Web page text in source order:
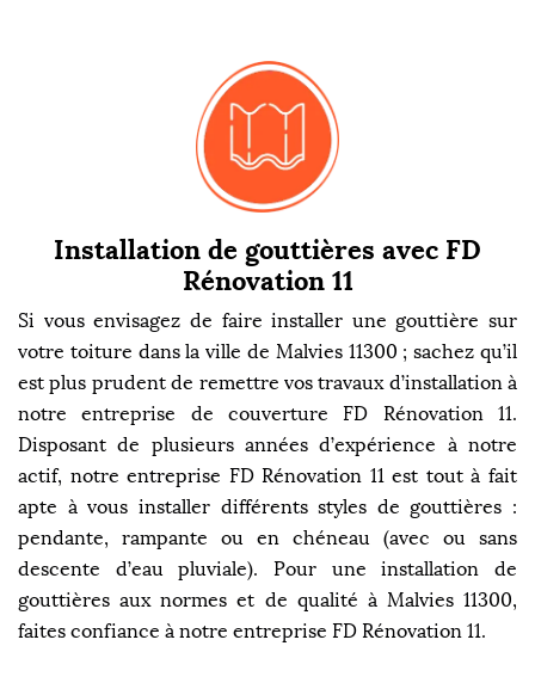
Installation de gouttières avec FD
Rénovation 11
Si vous envisagez de faire installer une gouttière sur
votre toiture dans la ville de Malvies 11300 ; sachez qu’il
est plus prudent de remettre vos travaux d’installation à
notre entreprise de couverture FD Rénovation 11.
Disposant de plusieurs années d’expérience à notre
actif, notre entreprise FD Rénovation 11 est tout à fait
apte à vous installer différents styles de gouttières :
pendante, rampante ou en chéneau (avec ou sans
descente d’eau pluviale). Pour une installation de
gouttières aux normes et de qualité à Malvies 11300,
faites confiance à notre entreprise FD Rénovation 11.